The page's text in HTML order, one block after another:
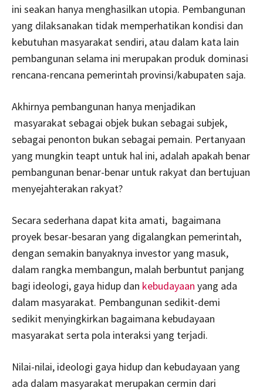
ini seakan hanya menghasilkan utopia. Pembangunan
yang dilaksanakan tidak memperhatikan kondisi dan
kebutuhan masyarakat sendiri, atau dalam kata lain
pembangunan selama ini merupakan produk dominasi
rencana-rencana pemerintah provinsi/kabupaten saja.
Akhirnya pembangunan hanya menjadikan
masyarakat sebagai objek bukan sebagai subjek,
sebagai penonton bukan sebagai pemain. Pertanyaan
yang mungkin teapt untuk hal ini, adalah apakah benar
pembangunan benar-benar untuk rakyat dan bertujuan
menyejahterakan rakyat?
Secara sederhana dapat kita amati, bagaimana
proyek besar-besaran yang digalangkan pemerintah,
dengan semakin banyaknya investor yang masuk,
dalam rangka membangun, malah berbuntut panjang
bagi ideologi, gaya hidup dan kebudayaan yang ada
dalam masyarakat. Pembangunan sedikit-demi
sedikit menyingkirkan bagaimana kebudayaan
masyarakat serta pola interaksi yang terjadi.
Nilai-nilai, ideologi gaya hidup dan kebudayaan yang
ada dalam masyarakat merupakan cermin dari